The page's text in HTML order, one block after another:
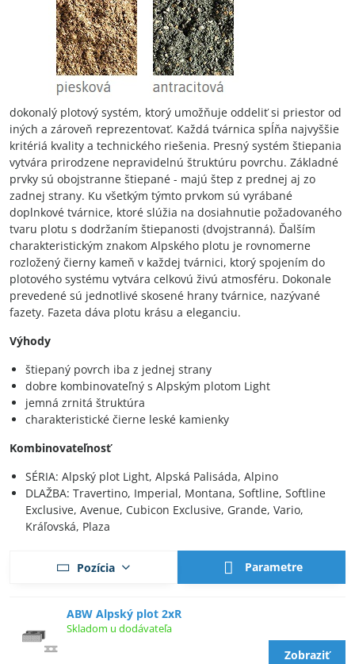
dokonalý plotový systém, ktorý umožňuje oddeliť si priestor od
iných a zároveň reprezentovať. Každá tvárnica spĺňa najvyššie
kritériá kvality a technického riešenia. Presný systém štiepania
vytvára prirodzene nepravidelnú štruktúru povrchu. Základné
prvky sú obojstranne štiepané - majú štep z prednej aj zo
zadnej strany. Ku všetkým týmto prvkom sú vyrábané
doplnkové tvárnice, ktoré slúžia na dosiahnutie požadovaného
tvaru plotu s dodržaním štiepanosti (dvojstranná). Ďalším
charakteristickým znakom Alpského plotu je rovnomerne
rozložený čierny kameň v každej tvárnici, ktorý spojením do
plotového systému vytvára celkovú živú atmosféru. Dokonale
prevedené sú jednotlivé skosené hrany tvárnice, nazývané
fazety. Fazeta dáva plotu krásu a eleganciu.
Výhody
štiepaný povrch iba z jednej strany
dobre kombinovateľný s Alpským plotom Light
jemná zrnitá štruktúra
charakteristické čierne leské kamienky
Kombinovateľnosť
SÉRIA: Alpský plot Light, Alpská Palisáda, Alpino
DLAŽBA: Travertino, Imperial, Montana, Softline, Softline
Exclusive, Avenue, Cubicon Exclusive, Grande, Vario,
Kráľovská, Plaza
Pozícia Parametre
ABW Alpský plot 2xR
Skladom u dodávateľa
Zobraziť